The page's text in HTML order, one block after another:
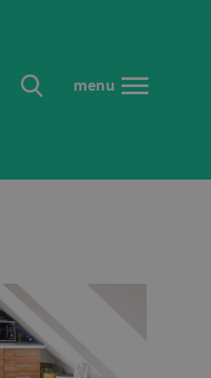
menu